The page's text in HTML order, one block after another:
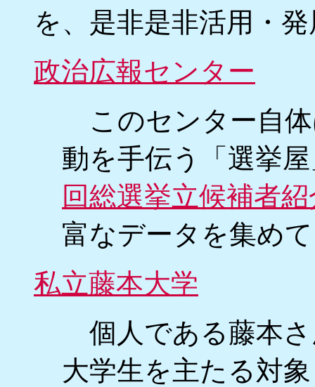
を、是非是非活用・
政治広報センター
このセンター自
動を手伝う「選挙
回総選挙立候補者
富なデータを集め
私立藤本大学
個人である藤本
大学生を主たる対